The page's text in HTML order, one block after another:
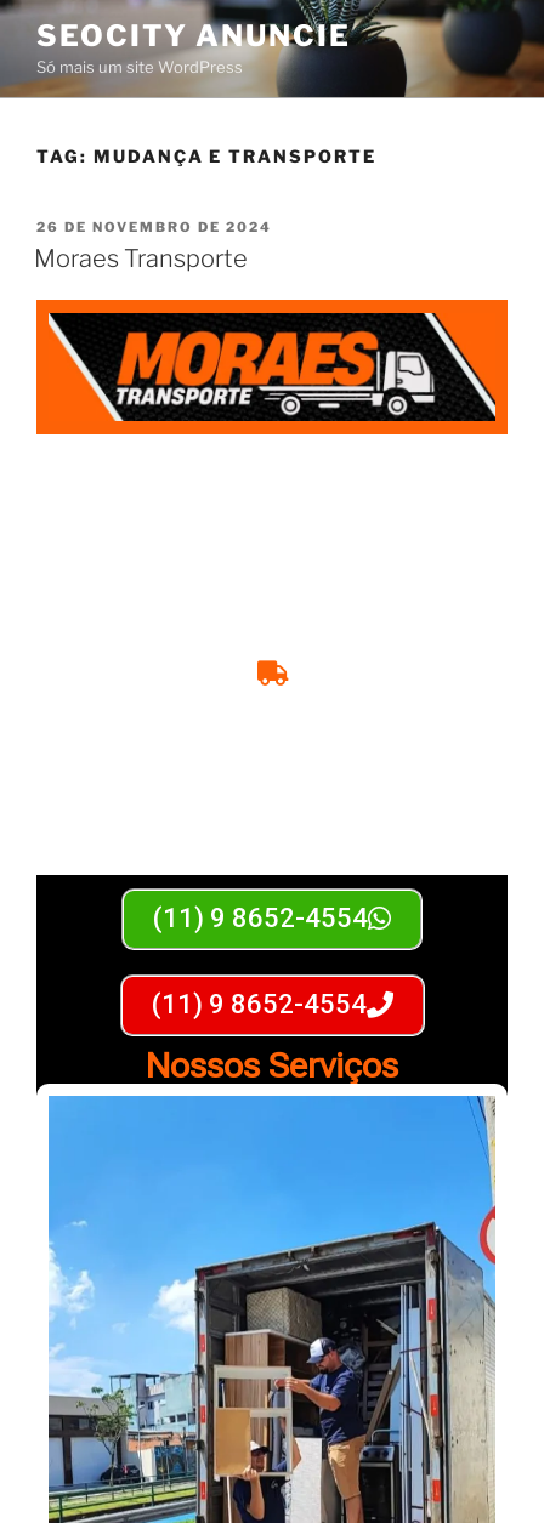
SEOCITY ANUNCIE
Só mais um site WordPress
TAG: MUDANÇA E TRANSPORTE
26 DE NOVEMBRO DE 2024
Moraes Transporte
(11) 9 8652-4554
(11) 9 8652-4554
Nossos Serviços